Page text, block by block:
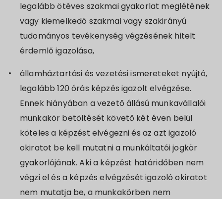
legalább ötéves szakmai gyakorlat meglétének
vagy kiemelkedő szakmai vagy szakirányú
tudományos tevékenység végzésének hitelt
érdemlő igazolása,
államháztartási és vezetési ismereteket nyújtó,
legalább 120 órás képzés igazolt elvégzése.
Ennek hiányában a vezető állású munkavállalói
munkakör betöltését követő két éven belül
köteles a képzést elvégezni és az azt igazoló
okiratot be kell mutatni a munkáltatói jogkör
gyakorlójának. Aki a képzést határidőben nem
végzi el és a képzés elvégzését igazoló okiratot
nem mutatja be, a munkakörben nem